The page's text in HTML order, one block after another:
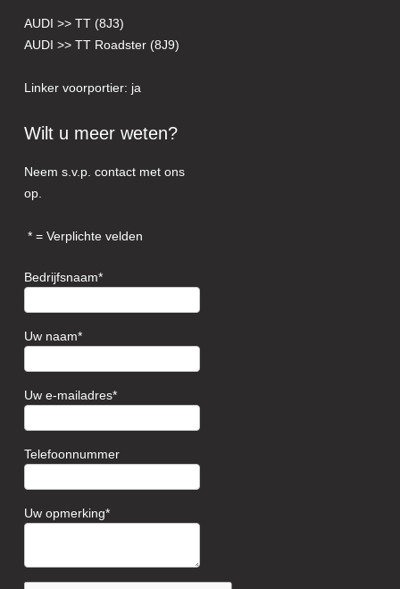
AUDI >> TT (8J3)
AUDI >> TT Roadster (8J9)
Linker voorportier: ja
Wilt u meer weten?
Neem s.v.p. contact met ons
op.
= Verplichte velden
Bedrijfsnaam
Uw naam
Uw e-mailadres
Telefoonnummer
Uw opmerking